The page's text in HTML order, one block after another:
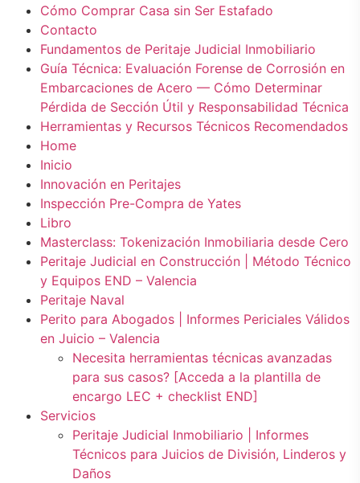
Cómo Comprar Casa sin Ser Estafado
Contacto
Fundamentos de Peritaje Judicial Inmobiliario
Guía Técnica: Evaluación Forense de Corrosión en
Embarcaciones de Acero — Cómo Determinar
Pérdida de Sección Útil y Responsabilidad Técnica
Herramientas y Recursos Técnicos Recomendados
Home
Inicio
Innovación en Peritajes
Inspección Pre-Compra de Yates
Libro
Masterclass: Tokenización Inmobiliaria desde Cero
Peritaje Judicial en Construcción | Método Técnico
y Equipos END – Valencia
Peritaje Naval
Perito para Abogados | Informes Periciales Válidos
en Juicio – Valencia
Necesita herramientas técnicas avanzadas
para sus casos? [Acceda a la plantilla de
encargo LEC + checklist END]
Servicios
Peritaje Judicial Inmobiliario | Informes
Técnicos para Juicios de División, Linderos y
Daños